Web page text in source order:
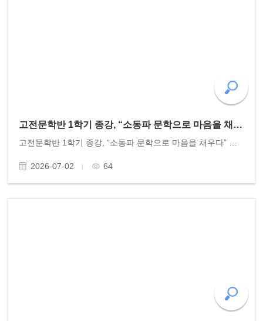
고전문학반 1학기 종강, “소동파 문학으로 마음을 채우다”
2026-07-02 64